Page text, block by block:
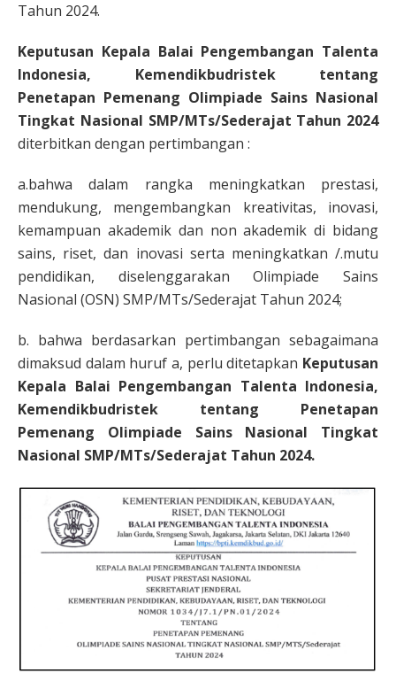
Tahun 2024.
Keputusan Kepala Balai Pengembangan Talenta
Indonesia, Kemendikbudristek tentang
Penetapan Pemenang Olimpiade Sains Nasional
Tingkat Nasional SMP/MTs/Sederajat Tahun 2024
diterbitkan dengan pertimbangan :
a.bahwa dalam rangka meningkatkan prestasi,
mendukung, mengembangkan kreativitas, inovasi,
kemampuan akademik dan non akademik di bidang
sains, riset, dan inovasi serta meningkatkan /.mutu
pendidikan, diselenggarakan Olimpiade Sains
Nasional (OSN) SMP/MTs/Sederajat Tahun 2024;
b. bahwa berdasarkan pertimbangan sebagaimana
dimaksud dalam huruf a, perlu ditetapkan Keputusan
Kepala Balai Pengembangan Talenta Indonesia,
Kemendikbudristek tentang Penetapan
Pemenang Olimpiade Sains Nasional Tingkat
Nasional SMP/MTs/Sederajat Tahun 2024.